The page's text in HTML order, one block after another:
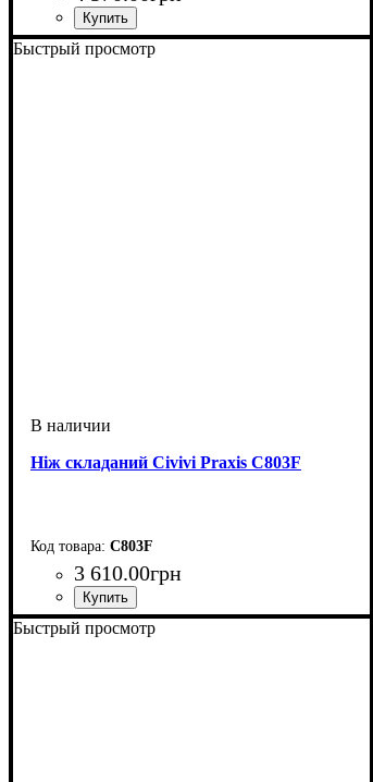
Быстрый просмотр
Ніж складаний Civivi Praxis C803F
C803F
3 610.00грн
Быстрый просмотр